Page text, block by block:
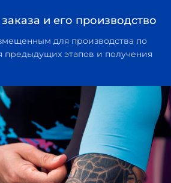
и его производство
для производства по
предыдущих этапов и получения